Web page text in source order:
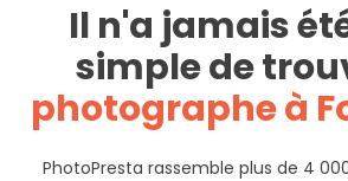
Il n'a jamais
simple de
photographe à
PhotoPresta rassemble plus de 4